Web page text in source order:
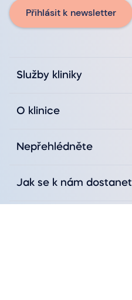
Přihlásit k newsletter
Služby kliniky
O klinice
Nepřehlédněte
Jak se k nám